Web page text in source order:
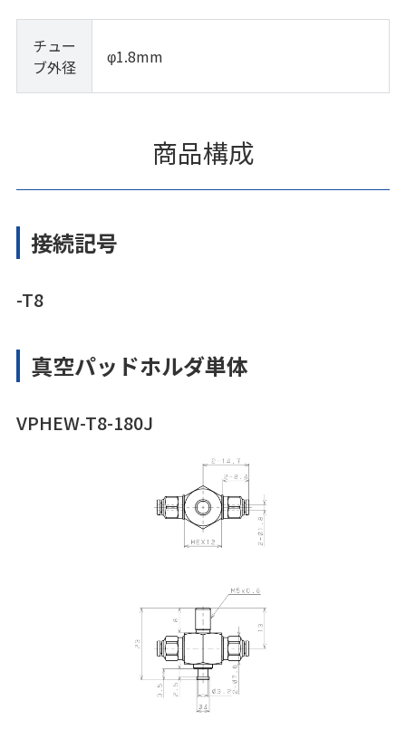
チュー
ブ外径
φ1.8mm
商品構成
接続記号
-T8
真空パッドホルダ単体
VPHEW-T8-180J